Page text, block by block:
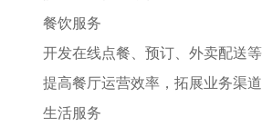
餐饮服务
开发在线点餐、预订、外卖配送等
提高餐厅运营效率，拓展业务渠道
生活服务